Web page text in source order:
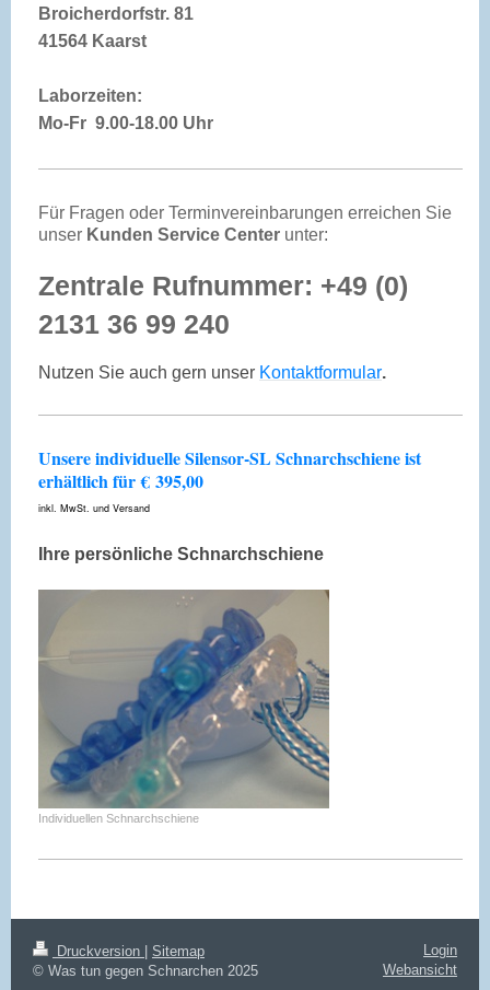
Broicherdorfstr. 81
41564 Kaarst
Laborzeiten:
Mo-Fr 9.00-18.00 Uhr
Für Fragen oder Terminvereinbarungen erreichen Sie
unser Kunden Service Center unter:
Zentrale Rufnummer: +49 (0)
2131 36 99 240
Nutzen Sie auch gern unser Kontaktformular.
Unsere individuelle Silensor-SL Schnarchschiene ist
erhältlich für€ 395,00
inkl. MwSt. und Versand
Ihre persönliche Schnarchschiene
Individuellen Schnarchschiene
Druckversion
Sitemap
© Was tun gegen Schnarchen 2025
Login
Webansicht